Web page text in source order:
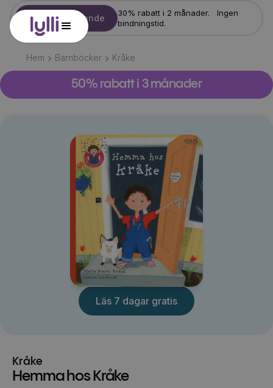
Starta erbjudande
30% rabatt i 2 månader. Ingen
bindningstid.
Hem Barnböcker Kråke
50% rabatt i 3 månader
Läs 7 dagar gratis
Kråke
Hemma hos Kråke